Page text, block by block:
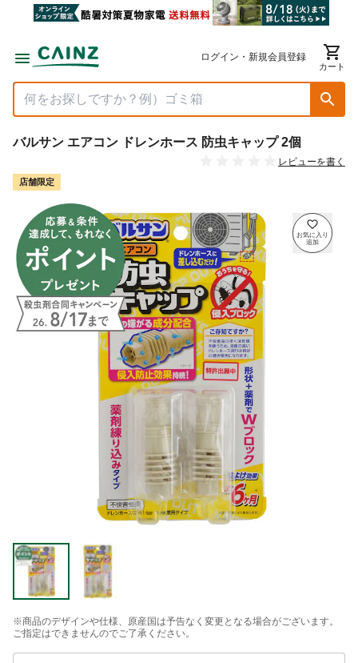
ログイン・新規会員登録
カート
バルサン エアコン ドレンホース 防虫キャップ 2個
レビューを書く
店舗限定
※商品のデザインや仕様、原産国は予告なく変更となる場合がございます。
ご指定はできませんのでご了承ください。